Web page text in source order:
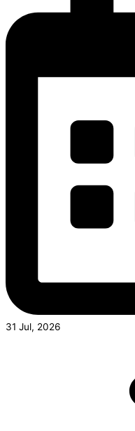
31 Jul, 2026